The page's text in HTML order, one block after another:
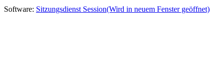
Software: Sitzungsdienst Session(Wird in neuem Fenster geöffnet)